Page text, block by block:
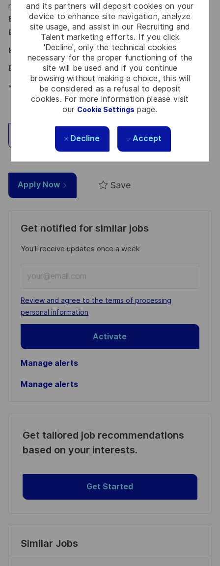
and its partners will deposit cookies on your
device to enhance site navigation, analyze
site usage, and assist in our Recruiting and
Talent marketing efforts. If you click
'Decline', only the technical cookies
necessary for the proper functioning of the
site will be used and if you continue
browsing without making a choice, this will
be considered as a refusal to deposit
cookies. For more information please visit
our Cookie Settings page.
Decline Accept
morgen zu begegnen. Sind Sie dabei? Ihr Ansprechpartner
Benedikt Petzetfreut sich schon auf Ihre Online-
Bewerbung über unser
Karriereportal .
Benedikt Petzet – Talent Acquisition Partner
Benedikt.PETZET@thalesgroup.com
*Human Intelligence
Explore Location
Apply Now Save
Get notified for similar jobs
You'll receive updates once a week
Email
address
(Required)
Required
Review and agree to the terms of processing
personal information
Activate
Manage alerts
Manage alerts
Get tailored job recommendations
based on your interests.
Get Started
Similar Jobs